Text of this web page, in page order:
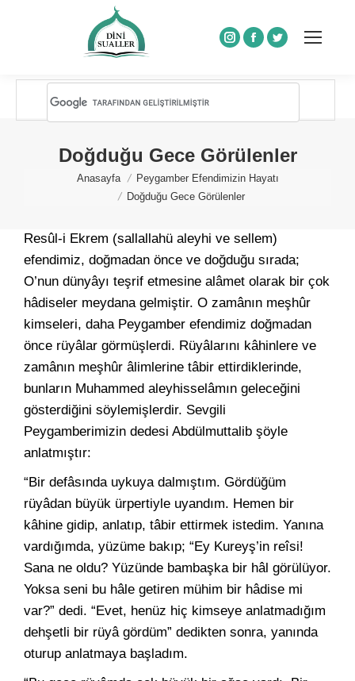
Instagram
Facebook
Twitter
Doğduğu Gece Görülenler
You are here:
Anasayfa
Peygamber Efendimizin Hayatı
Doğduğu Gece Görülenler
Resûl-i Ekrem (sallallahü aleyhi ve sellem)
efendimiz, doğmadan önce ve doğduğu sırada;
O’nun dünyâyı teşrif etmesine alâmet olarak bir çok
hâdiseler meydana gelmiştir. O zamânın meşhûr
kimseleri, daha Peygamber efendimiz doğmadan
önce rüyâlar görmüşlerdi. Rüyâlarını kâhinlere ve
zamânın meşhûr âlimlerine tâbir ettirdiklerinde,
bunların Muhammed aleyhisselâmın geleceğini
gösterdiğini söylemişlerdir. Sevgili
Peygamberimizin dedesi Abdülmuttalib şöyle
anlatmıştır:
“Bir defâsında uykuya dalmıştım. Gördüğüm
rüyâdan büyük ürpertiyle uyandım. Hemen bir
kâhine gidip, anlatıp, tâbir ettirmek istedim. Yanına
vardığımda, yüzüme bakıp; “Ey Kureyş’in reîsi!
Sana ne oldu? Yüzünde bambaşka bir hâl görülüyor.
Yoksa seni bu hâle getiren mühim bir hâdise mi
var?” dedi. “Evet, henüz hiç kimseye anlatmadığım
dehşetli bir rüyâ gördüm” dedikten sonra, yanında
oturup anlatmaya başladım.